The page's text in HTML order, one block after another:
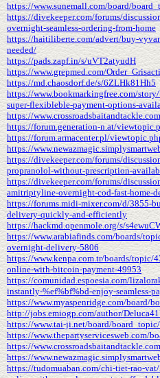
https://www.sunemall.com/board/
https://divekeeper.com/forums/
overnight-seamless-ordering-from-home
https://haitiliberte.com/advert/buy-
needed/
https://pads.zapf.in/s/uVT2atyudH
https://www.grepmed.com/
https://md.chaosdorf.de/s/6ZLHk81Hh5
https://www.bookmarkingfree.com/
super-flexibleble-payment-options-
https://
https://forum.generation-n.at/
https://forum.armacenter.pl/
https://
https://divekeeper.com/forums/
propranolol-without-prescription-
https://divekeeper.com/forums/
amitriptyline-overnight-cod-fast-home-
https://forums.midi-mixer.com/d/3855-
delivery-quickly-and-efficiently
https://hackmd.openmole.org/s/
https://www.arabiafinds.com/boards/
overnight-delivery-5806
https://www.kenpa.com.tr/boards/topic/
online-with-bitcoin-payment-49953
https://comunidad.espoesia.com/
instantly-%ef%bf%bd-enjoy-seamless-
https://www.myaspenridge.com/board/
http://jobs.emiogp.com/author/
https://www.tai-ji.net/board/
https://www.thepartyservicesweb.com/
https://
https://
https://tudomuaban.com/chi-tiet-rao-